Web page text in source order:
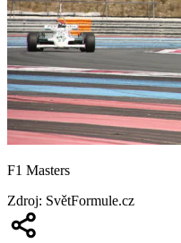
F1 Masters
Zdroj: SvětFormule.cz